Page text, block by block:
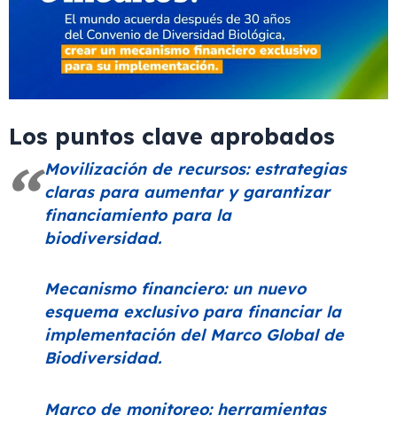
Los puntos clave aprobados
Movilización de recursos: estrategias
claras para aumentar y garantizar
financiamiento para la
biodiversidad.
Mecanismo financiero: un nuevo
esquema exclusivo para financiar la
implementación del Marco Global de
Biodiversidad.
Marco de monitoreo: herramientas